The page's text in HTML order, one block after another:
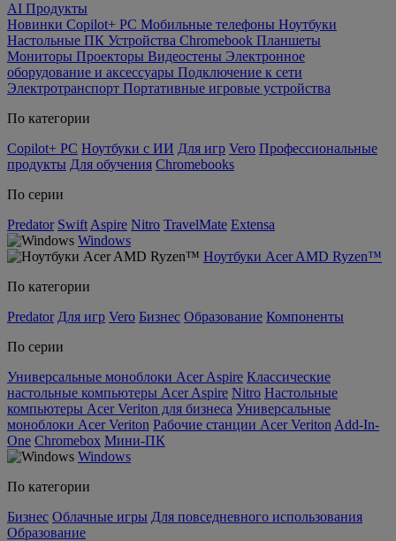
AI Продукты
Новинки Copilot+ PC Мобильные телефоны Ноутбуки
Настольные ПК Устройства Chromebook Планшеты
Мониторы Проекторы Видеостены Электронное
оборудование и аксессуары Подключение к сети
Электротранспорт Портативные игровые устройства
По категории
Copilot+ PC Ноутбуки с ИИ Для игр Vero Профессиональные
продукты Для обучения Chromebooks
По серии
Predator Swift Aspire Nitro TravelMate Extensa
Windows
Ноутбуки Acer AMD Ryzen™
По категории
Predator Для игр Vero Бизнес Образование Компоненты
По серии
Универсальные моноблоки Acer Aspire Классические
настольные компьютеры Acer Aspire Nitro Настольные
компьютеры Acer Veriton для бизнеса Универсальные
моноблоки Acer Veriton Рабочие станции Acer Veriton Add-In-
One Chromebox Мини-ПК
Windows
По категории
Бизнес Облачные игры Для повседневного использования
Образование